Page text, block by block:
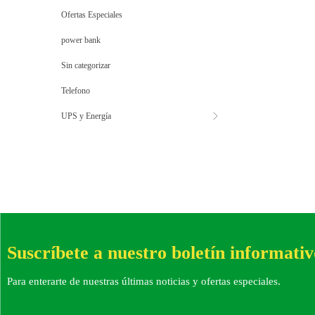
Ofertas Especiales
power bank
Sin categorizar
Telefono
UPS y Energía
Suscríbete a nuestro boletín
Para enterarte de nuestras últimas noticias y ofertas especiales.